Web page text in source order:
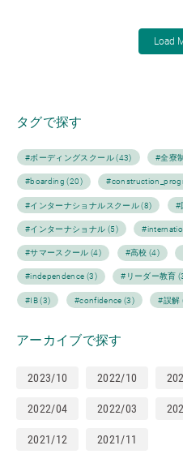
Load
タグで探す
#ボーディングスクール (43) #全寮
#boarding (20)
#インターナショナルスクール (8) #
#インターナショナル (5)
#サマースクール (4) #高校 (4)
#independence (3) #リーダー教育
#IB (3) #confidence (3) #誤解
アーカイブで探す
2023/10 2022/10
2022/04 2022/03
2021/12 2021/11